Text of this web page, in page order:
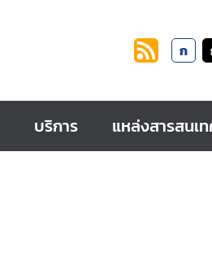
ก
บริการ แหล่งสารสนเ